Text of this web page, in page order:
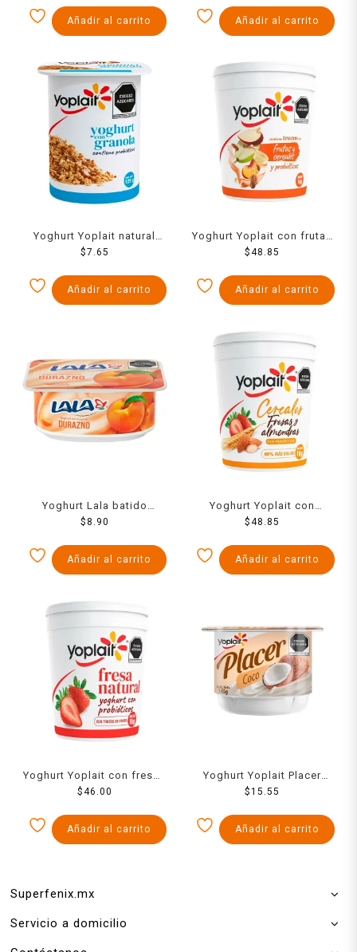
Añadir al carrito Añadir al carrito
Yoghurt Yoplait natural
con granola 125 g
$7.65
Añadir al carrito
Yoghurt Yoplait con frutas
y cereales 1 kg
$48.85
Añadir al carrito
Yoghurt Lala batido
durazno 120 g
$ 8.90
Añadir al carrito
Yoghurt Yoplait con
cereales, fresas y
$48.85
Añadir al carrito
Yoghurt Yoplait con fresas
1 kg
$46.00
Añadir al carrito
Yoghurt Yoplait Placer
sabor coco 145 g
$15.55
Añadir al carrito
Superfenix.mx
Servicio a domicilio